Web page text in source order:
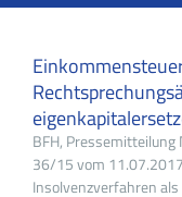
BFH,
36/15 vom
Insolvenzverfahren